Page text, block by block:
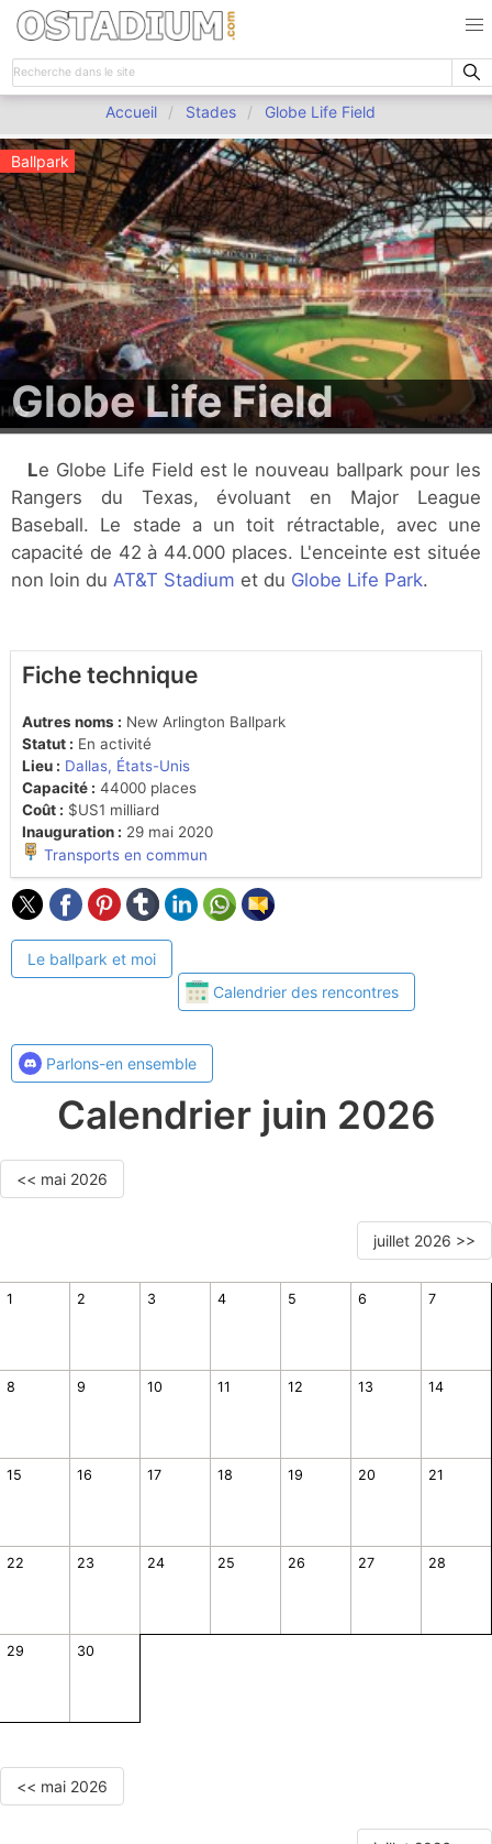
Accueil Stades Globe Life Field
Ballpark
Globe Life Field
Le Globe Life Field est le nouveau ballpark pour les
Rangers du Texas, évoluant en Major League
Baseball. Le stade a un toit rétractable, avec une
capacité de 42 à 44.000 places. L'enceinte est située
non loin du AT&T Stadium et du Globe Life Park.
Fiche technique
Autres noms : New Arlington Ballpark
Statut : En activité
Lieu : Dallas, États-Unis
Capacité : 44000 places
Coût : $US1 milliard
Inauguration : 29 mai 2020
Transports en commun
Le ballpark et moi
Calendrier des rencontres
Parlons-en ensemble
Calendrier juin 2026
<< mai 2026
juillet 2026 >>
1 2 3 4 5 6 7
8 9 10 11 12 13 14
15 16 17 18 19 20 21
22 23 24 25 26 27 28
29 30
<< mai 2026